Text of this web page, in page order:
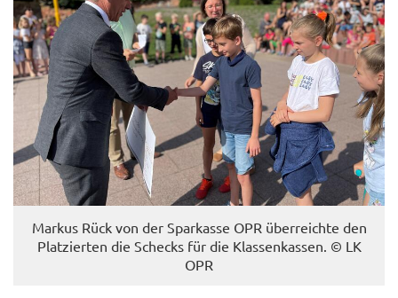
Mar­kus Rück von der Spar­kas­se OPR über­reich­te den
Plat­zier­ten die Schecks für die Klas­sen­kas­sen. © LK
OPR